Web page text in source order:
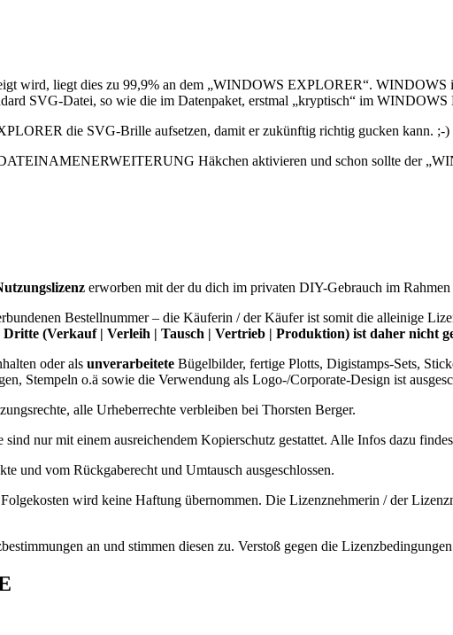
wird, liegt dies zu 99,9% an dem „WINDOWS EXPLORER“. WINDOWS
SVG-Datei, so wie die im Datenpaket, erstmal „kryptisch“ im
die SVG-Brille aufsetzen, damit er zukünftig richtig gucken kann. ;-)
Häkchen aktivieren und schon sollte der
erworben mit der du dich im privaten DIY-Gebrauch im
Bestellnummer – die Käuferin / der Käufer ist somit die alleinige
(Verkauf | Verleih | Tausch | Vertrieb | Produktion) ist daher nicht
oder als unverarbeitete Bügelbilder, fertige Plotts, Digistamps-Sets,
Stempeln o.ä sowie die Verwendung als Logo-/Corporate-Design ist
alle Urheberrechte verbleiben bei Thorsten Berger.
nur mit einem ausreichendem Kopierschutz gestattet. Alle Infos dazu
und vom Rückgaberecht und Umtausch ausgeschlossen.
wird keine Haftung übernommen. Die Lizenznehmerin / der
an und stimmen diesen zu. Verstoß gegen die